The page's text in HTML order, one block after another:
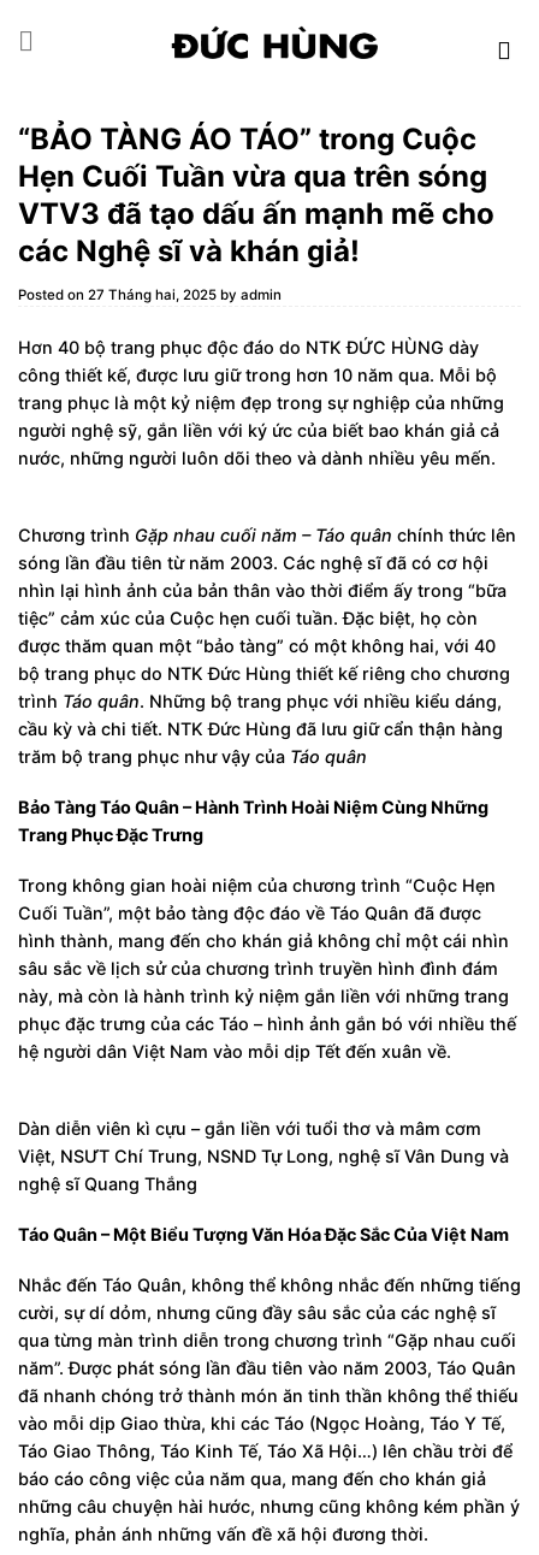
“BẢO TÀNG ÁO TÁO” trong Cuộc
Hẹn Cuối Tuần vừa qua trên sóng
VTV3 đã tạo dấu ấn mạnh mẽ cho
các Nghệ sĩ và khán giả!
Posted on 27 Tháng hai, 2025 by admin
Hơn 40 bộ trang phục độc đáo do NTKĐỨC HÙNG dày
công thiết kế, được lưu giữ trong hơn 10 năm qua. Mỗi bộ
trang phục là một kỷ niệm đẹp trong sự nghiệp của những
người nghệ sỹ, gắn liền với ký ức của biết bao khán giả cả
nước, những người luôn dõi theo và dành nhiều yêu mến.
Chương trình Gặp nhau cuối năm – Táo quân chính thức lên
sóng lần đầu tiên từ năm 2003. Các nghệ sĩ đã có cơ hội
nhìn lại hình ảnh của bản thân vào thời điểm ấy trong “bữa
tiệc” cảm xúc của Cuộc hẹn cuối tuần. Đặc biệt, họ còn
được thăm quan một “bảo tàng” có một không hai, với 40
bộ trang phục do NTK Đức Hùng thiết kế riêng cho chương
trình Táo quân. Những bộ trang phục với nhiều kiểu dáng,
cầu kỳ và chi tiết. NTK Đức Hùng đã lưu giữ cẩn thận hàng
trăm bộ trang phục như vậy của Táo quân
Bảo Tàng Táo Quân – Hành Trình Hoài Niệm Cùng Những
Trang Phục Đặc Trưng
Trong không gian hoài niệm của chương trình “Cuộc Hẹn
Cuối Tuần”, một bảo tàng độc đáo về Táo Quân đã được
hình thành, mang đến cho khán giả không chỉ một cái nhìn
sâu sắc về lịch sử của chương trình truyền hình đình đám
này, mà còn là hành trình kỷ niệm gắn liền với những trang
phục đặc trưng của các Táo – hình ảnh gắn bó với nhiều thế
hệ người dân Việt Nam vào mỗi dịp Tết đến xuân về.
Dàn diễn viên kì cựu – gắn liền với tuổi thơ và mâm cơm
Việt, NSƯT Chí Trung, NSND Tự Long, nghệ sĩ Vân Dung và
nghệ sĩ Quang Thắng
Táo Quân – Một Biểu Tượng Văn Hóa Đặc Sắc Của Việt Nam
Nhắc đến Táo Quân, không thể không nhắc đến những tiếng
cười, sự dí dỏm, nhưng cũng đầy sâu sắc của các nghệ sĩ
qua từng màn trình diễn trong chương trình “Gặp nhau cuối
năm”. Được phát sóng lần đầu tiên vào năm 2003, Táo Quân
đã nhanh chóng trở thành món ăn tinh thần không thể thiếu
vào mỗi dịp Giao thừa, khi các Táo (Ngọc Hoàng, Táo Y Tế,
Táo Giao Thông, Táo Kinh Tế, Táo Xã Hội…) lên chầu trời để
báo cáo công việc của năm qua, mang đến cho khán giả
những câu chuyện hài hước, nhưng cũng không kém phần ý
nghĩa, phản ánh những vấn đề xã hội đương thời.